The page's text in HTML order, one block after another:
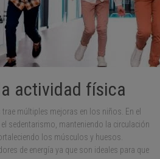
actividad física
múltiples mejoras en los niños. En el
sedentarismo, manteniendo la circulación
los músculos y huesos.
de energía ya que son ideales para que